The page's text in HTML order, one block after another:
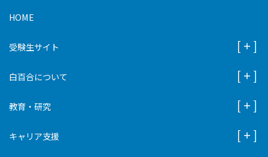
HOME
受験生サイト
白百合について
教育・研究
キャリア支援